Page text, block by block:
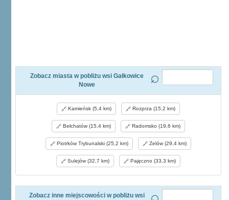
Zobacz miasta w pobliżu wsi Gałkowice
Nowe
Kamieńsk (5,4 km) Rozprza (15,2 km)
Bełchatów (15,4 km) Radomsko (19,6 km)
Piotrków Trybunalski (25,2 km) Zelów (29,4 km)
Sulejów (32,7 km) Pajęczno (33,3 km)
Zobacz inne miejscowości w pobliżu wsi